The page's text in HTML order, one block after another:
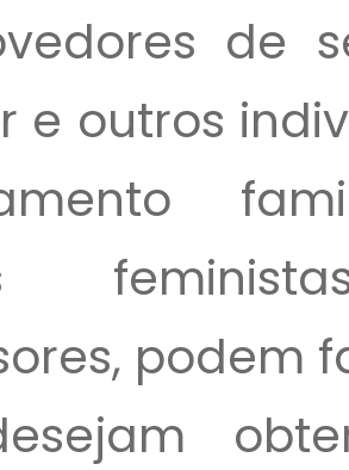
de
e outros
podem